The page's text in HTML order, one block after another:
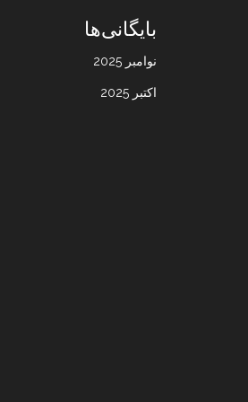
بایگانی‌ها
نوامبر 2025
اکتبر 2025